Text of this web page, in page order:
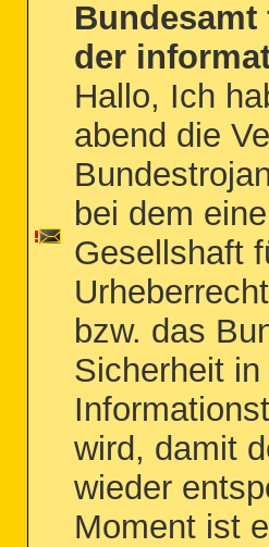
der
Hallo, Ich
abend die
bei dem
Gesellshaft
bzw. das
Sicherheit in
wird, damit
wieder
Moment ist